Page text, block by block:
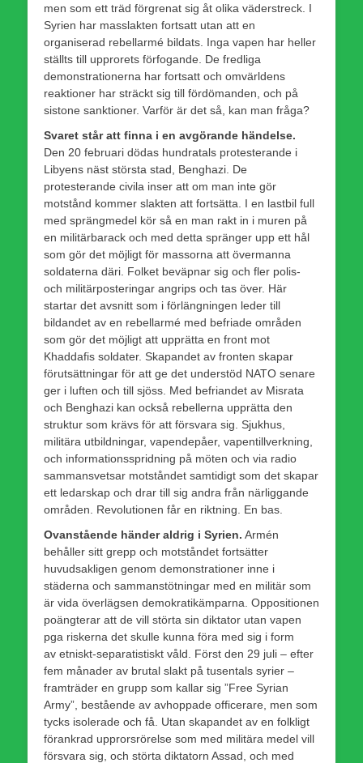
men som ett träd förgrenat sig åt olika väderstreck. I
Syrien har masslakten fortsatt utan att en
organiserad rebellarmé bildats. Inga vapen har heller
ställts till upprorets förfogande. De fredliga
demonstrationerna har fortsatt och omvärldens
reaktioner har sträckt sig till fördömanden, och på
sistone sanktioner. Varför är det så, kan man fråga?
Svaret står att finna i en avgörande händelse.
Den 20 februari dödas hundratals protesterande i
Libyens näst största stad, Benghazi. De
protesterande civila inser att om man inte gör
motstånd kommer slakten att fortsätta. I en lastbil full
med sprängmedel kör så en man rakt in i muren på
en militärbarack och med detta spränger upp ett hål
som gör det möjligt för massorna att övermanna
soldaterna däri. Folket beväpnar sig och fler polis-
och militärposteringar angrips och tas över. Här
startar det avsnitt som i förlängningen leder till
bildandet av en rebellarmé med befriade områden
som gör det möjligt att upprätta en front mot
Khaddafis soldater. Skapandet av fronten skapar
förutsättningar för att ge det understöd NATO senare
ger i luften och till sjöss. Med befriandet av Misrata
och Benghazi kan också rebellerna upprätta den
struktur som krävs för att försvara sig. Sjukhus,
militära utbildningar, vapendepåer, vapentillverkning,
och informationsspridning på möten och via radio
sammansvetsar motståndet samtidigt som det skapar
ett ledarskap och drar till sig andra från närliggande
områden. Revolutionen får en riktning. En bas.
Ovanstående händer aldrig i Syrien. Armén
behåller sitt grepp och motståndet fortsätter
huvudsakligen genom demonstrationer inne i
städerna och sammanstötningar med en militär som
är vida överlägsen demokratikämparna. Oppositionen
poängterar att de vill störta sin diktator utan vapen
pga riskerna det skulle kunna föra med sig i form
av etniskt-separatistiskt våld. Först den 29 juli – efter
fem månader av brutal slakt på tusentals syrier –
framträder en grupp som kallar sig ”Free Syrian
Army”, bestående av avhoppade officerare, men som
tycks isolerade och få. Utan skapandet av en folkligt
förankrad upprorsrörelse som med militära medel vill
försvara sig, och störta diktatorn Assad, och med